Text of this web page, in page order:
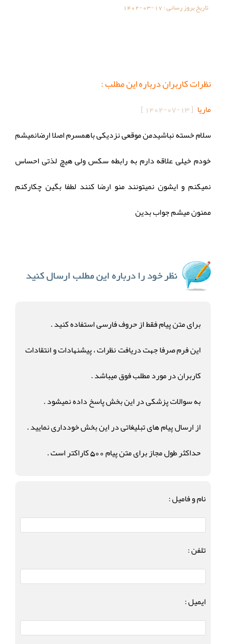
تاریخ بروز رسانی :1402-03-17
نظرات کاربران درباره این مطلب :
ماریا [
1402-07-13
]
سلام خسته نباشیدمن موقعی نزدیکی باهمسرم اصلا ارضانمیشم
خودم خیلی علاقه دارم به رابطه سکس ولی هیچ لذتی احساس
نمیکنم و ایشون نمیتونند منو ارضا کنند لطفا بگین چکارکنم
ممنون میشم جواب بدین
برای متن پیام فقط از حروف فارسی استفاده کنید .
این فرم صرفا جهت دریافت نظرات ، پیشنهادات و انتقادات
کاربران در مورد مطلب فوق میباشد .
به سوالات پزشکی در این بخش پاسخ داده نمیشود .
از ارسال پیام های تبلیغاتی در این بخش خودداری نمایید .
حداکثر طول مجاز برای متن پیام 500 کاراکتر است .
نام و فامیل :
تلفن :
ایمیل :